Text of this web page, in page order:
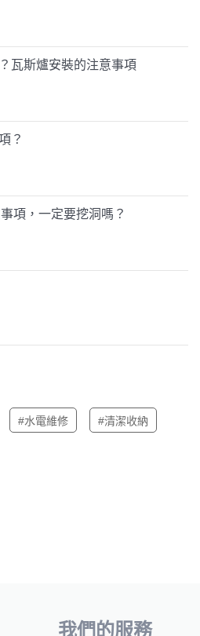
瓦斯爐安裝的注意事項
？
項，一定要挖洞嗎？
#水電維修 #清潔收納
我們的服務